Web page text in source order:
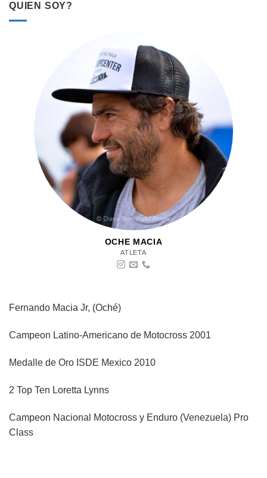
QUIEN SOY?
OCHE MACIA
ATLETA
Fernando Macia Jr, (Oché)
Campeon Latino-Americano de Motocross 2001
Medalle de Oro ISDE Mexico 2010
2 Top Ten Loretta Lynns
Campeon Nacional Motocross y Enduro (Venezuela) Pro
Class